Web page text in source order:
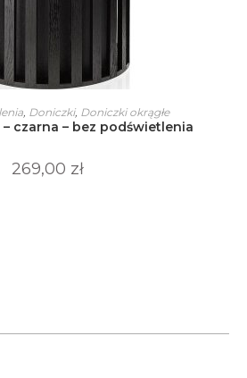
OPCJE
produkt
ma
wiele
można
, Doniczki, Doniczki okrągłe
czarna – bez podświetlenia
269,00 zł